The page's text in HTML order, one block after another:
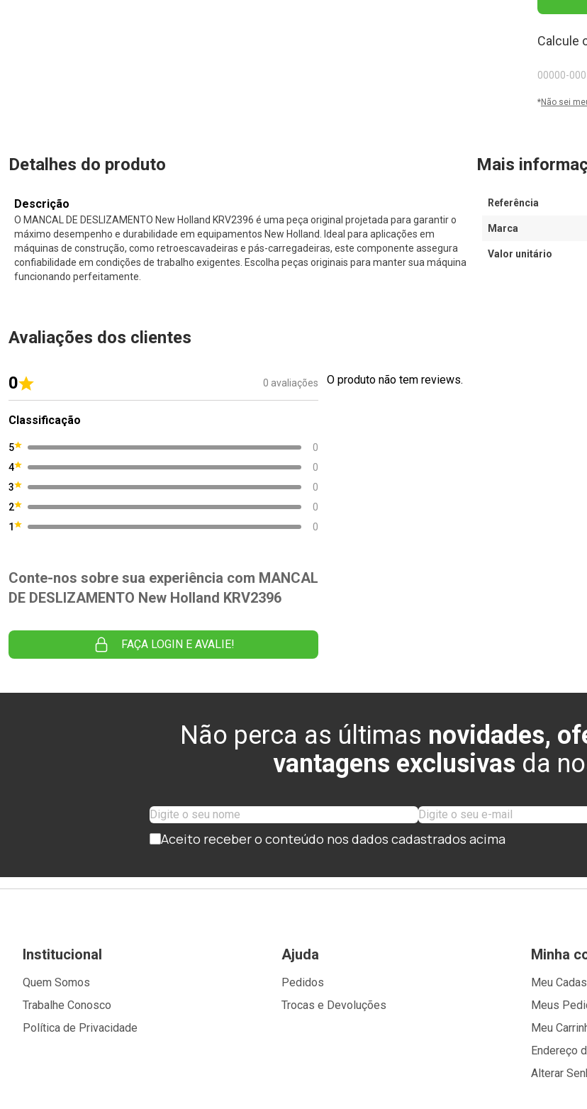
Calcule
*Não sei
Detalhes do produto
Descrição
O MANCAL DE DESLIZAMENTO New Holland KRV2396 é uma peça original projetada para garantir o
máximo desempenho e durabilidade em equipamentos New Holland. Ideal para aplicações em
máquinas de construção, como retroescavadeiras e pás-carregadeiras, este componente assegura
confiabilidade em condições de trabalho exigentes. Escolha peças originais para manter sua máquina
funcionando perfeitamente.
Mais
Referência
Marca
Valor unitário
Avaliações dos clientes
0 0 avaliações
Classificação
5
0
4
0
3
0
2
0
1
0
Conte-nos sobre sua experiência com MANCAL
DE DESLIZAMENTO New Holland KRV2396
FAÇA LOGIN E AVALIE!
O produto não tem reviews.
Não perca as últimas novidades,
vantagens exclusivas da
Aceito receber o conteúdo nos dados cadastrados acima
Institucional
Quem Somos
Trabalhe Conosco
Política de Privacidade
Ajuda
Pedidos
Trocas e Devoluções
Minha
Meu
Meus
Meu
Endereço
Alterar